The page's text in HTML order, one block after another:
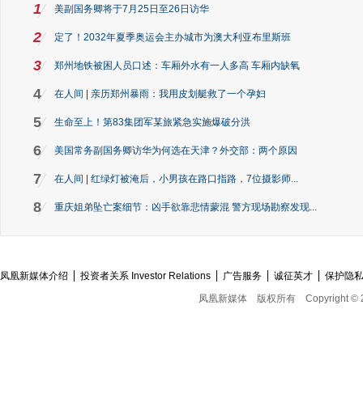
1 美副国务卿将于7月25日至26日访华
2 定了！2032年夏季奥运会主办城市为澳大利亚布里斯班
3 郑州地铁被困人员口述：车厢外水有一人多高 车厢内缺氧
4 在人间 | 亲历郑州暴雨：我用皮划艇救了一个孕妇
5 生命至上！第83集团军某旅紧急实施爆破分洪
6 美国常务副国务卿访华为何选在天津？外交部：两个原因
7 在人间 | 红绿灯被淹后，小男孩在路口指路，7位摄影师...
8 重庆姐弟坠亡案细节：凶手欲靠悲情蒙混 警方现场勘察发现...
凤凰新媒体介绍 投资者关系 Investor Relations 广告服务 诚征英才
保护隐
凤凰新媒体
版权所有 Copyright ©